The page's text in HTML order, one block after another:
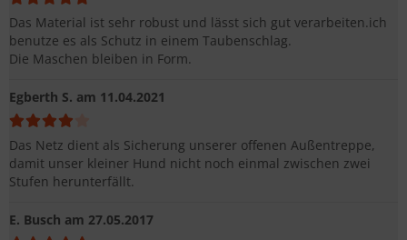
Das Material ist sehr robust und lässt sich gut verarbeiten.ich
benutze es als Schutz in einem Taubenschlag.
Die Maschen bleiben in Form.
Egberth S. am 11.04.2021
Das Netz dient als Sicherung unserer offenen Außentreppe,
damit unser kleiner Hund nicht noch einmal zwischen zwei
Stufen herunterfällt.
E. Busch am 27.05.2017